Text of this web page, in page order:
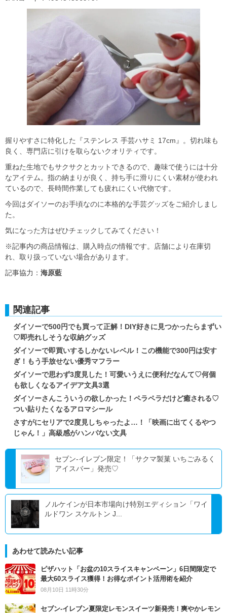
握りやすさに特化した『ステンレス 手芸ハサミ 17cm』。切れ味も
良く、専門店に引けを取らないクオリティです。
重ねた生地でもサクサクとカットできるので、趣味で使うには十分
なアイテム。指の納まりが良く、持ち手に滑りにくい素材が使われ
ているので、長時間作業しても疲れにくい代物です。
今回はダイソーのお手頃なのに本格的な手芸グッズをご紹介しまし
た。
気になった方はぜひチェックしてみてください！
※記事内の商品情報は、購入時点の情報です。店舗により在庫切
れ、取り扱っていない場合があります。
記事協力： 海原藍
関連記事
ダイソーで500円でも買って正解！DIY好きに見つかったらまずい
♡即売れしそうな収納グッズ
ダイソーで即買いするしかないレベル！この機能で300円は安す
ぎ！もう手放せない優秀マフラー
ダイソーで思わず3度見した！可愛いうえに便利だなんて♡何個
も欲しくなるアイデア文具3選
ダイソーさんこういうの欲しかった！ペラペラだけど癒される♡
つい貼りたくなるアロマシール
さすがにセリアで2度見しちゃったよ…！「映画に出てくるやつ
じゃん！」高級感がハンパない文具
セブン‐イレブン限定！「サクマ製菓 いちごみるく
アイスバー」発売♡
ノルケインが日本市場向け特別エディション「ワイ
ルドワン スケルトン J...
あわせて読みたい記事
ピザハット「お盆の10スライスキャンペーン」6日間限定で
最大60スライス獲得！お得なポイント活用術を紹介
08月10日 11時30分
セブン‐イレブン夏限定レモンスイーツ新発売！爽やかレモン